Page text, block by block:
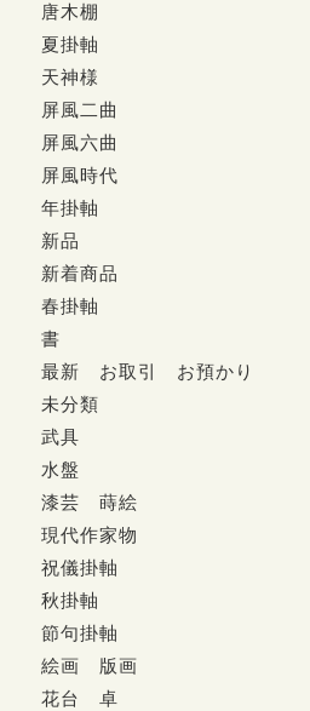
唐木棚
夏掛軸
天神様
屏風二曲
屏風六曲
屏風時代
年掛軸
新品
新着商品
春掛軸
書
最新 お取引 お預かり
未分類
武具
水盤
漆芸 蒔絵
現代作家物
祝儀掛軸
秋掛軸
節句掛軸
絵画 版画
花台 卓